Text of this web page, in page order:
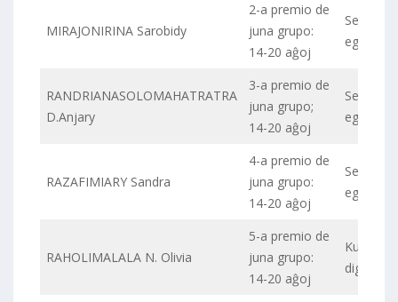
MIRAJONIRINA Sarobidy
2-a premio de
juna grupo:
14-20 aĝoj
Seksa
egaleco
RANDRIANASOLOMAHATRATRA
D.Anjary
3-a premio de
juna grupo;
14-20 aĝoj
Seksa
egaleco
RAZAFIMIARY Sandra
4-a premio de
juna grupo:
14-20 aĝoj
Seksa
egaleco
RAHOLIMALALA N. Olivia
5-a premio de
juna grupo:
14-20 aĝoj
Kultura
digneco